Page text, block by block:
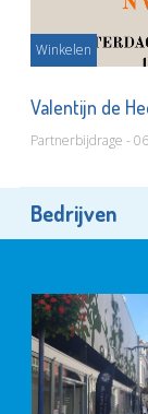
Winkelen
Valentijn de
Partnerbijdrage -
Bedrijven